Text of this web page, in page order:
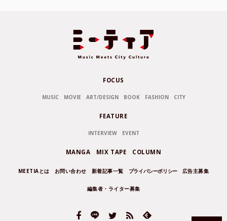
FOCUS
MUSIC MOVIE ART/DESIGN BOOK FASHION CITY
FEATURE
INTERVIEW EVENT
MANGA MIX TAPE COLUMN
MEETIAとは お問い合わせ 新着記事一覧 プライバシーポリシー 広告主募集
編集者・ライター募集